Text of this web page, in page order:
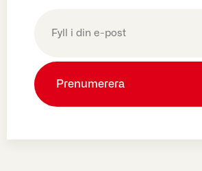
(Obligatoriskt)